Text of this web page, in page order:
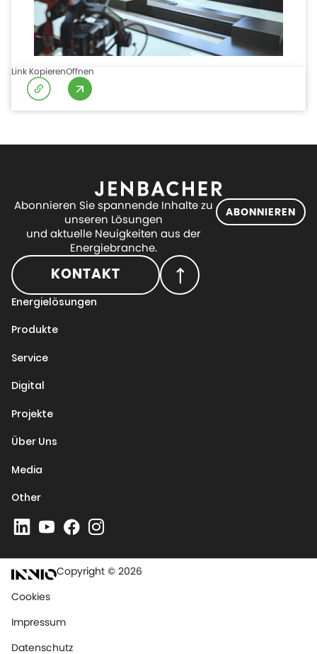
Link KopierenOffnen
Abonnieren Sie spannende Inhalte zu
unseren Lösungen
und aktuelle Neuigkeiten aus der
Energiebranche.
ABONNIEREN
KONTAKT
Energielösungen
Produkte
Service
Digital
Projekte
Über Uns
Media
Other
Copyright © 2026
Cookies
Impressum
Datenschutz